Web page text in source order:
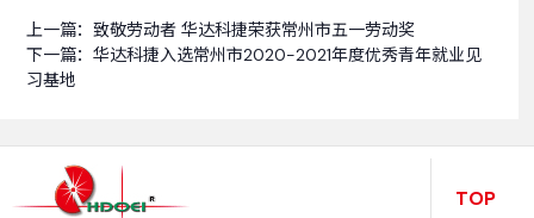
上一篇： 致敬劳动者 华达科捷荣获常州市五一劳动奖
下一篇： 华达科捷入选常州市2020-2021年度优秀青年就业见
习基地
TOP